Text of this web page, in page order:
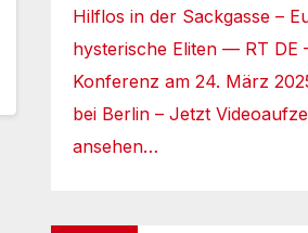
Hilflos in der Sackgasse –
hysterische Eliten — RT DE
Konferenz am 24. März
bei Berlin – Jetzt
ansehen…